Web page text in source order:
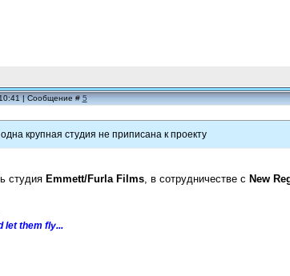
| Сообщение #5
крупная студия не приписана к проекту
студия Emmett/Furla Films, в сотрудничестве с New
let them fly...